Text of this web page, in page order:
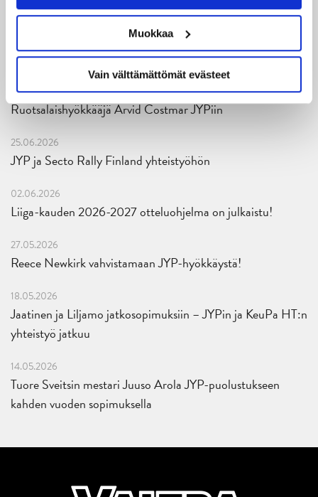
Muokkaa
Vain välttämättömät evästeet
29.07.2026
JYPin harjoitusottelut tulevalle 2026-2027 kaudelle on
julkaistu!
27.07.2026
Ruotsalaishyökkääjä Arvid Costmar JYPiin
25.06.2026
JYP ja Secto Rally Finland yhteistyöhön
02.06.2026
Liiga-kauden 2026-2027 otteluohjelma on julkaistu!
27.05.2026
Reece Newkirk vahvistamaan JYP-hyökkäystä!
18.05.2026
Jaatinen ja Liljamo jatkosopimuksiin – JYPin ja KeuPa HT:n
yhteistyö jatkuu
14.05.2026
Tuore Sveitsin mestari Juuso Arola JYP-puolustukseen
kahden vuoden sopimuksella